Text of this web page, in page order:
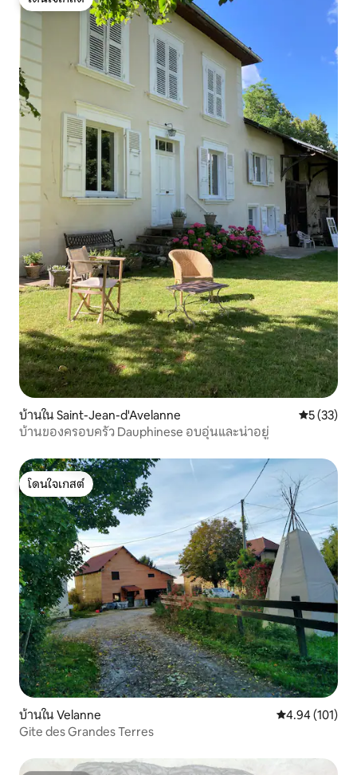
โดนใจเกสต์
บ้านใน Saint-Jean-d'Avelanne คะแนนเฉลี่
5 (33)
บ้านของครอบครัว Dauphinese อบอุ่นและน่าอยู่
โดนใจเกสต์
โดนใจเกสต์
บ้านใน Velanne คะแนนเฉลี่ย
4.94 (101)
Gite des Grandes Terres